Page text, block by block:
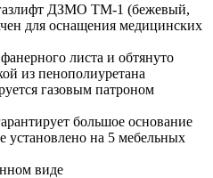
ДЗМО ТМ-1 (бежевый,
для оснащения медицинских
листа и обтянуто
из пенополиуретана
газовым патроном
большое основание
установлено на 5 мебельных
виде